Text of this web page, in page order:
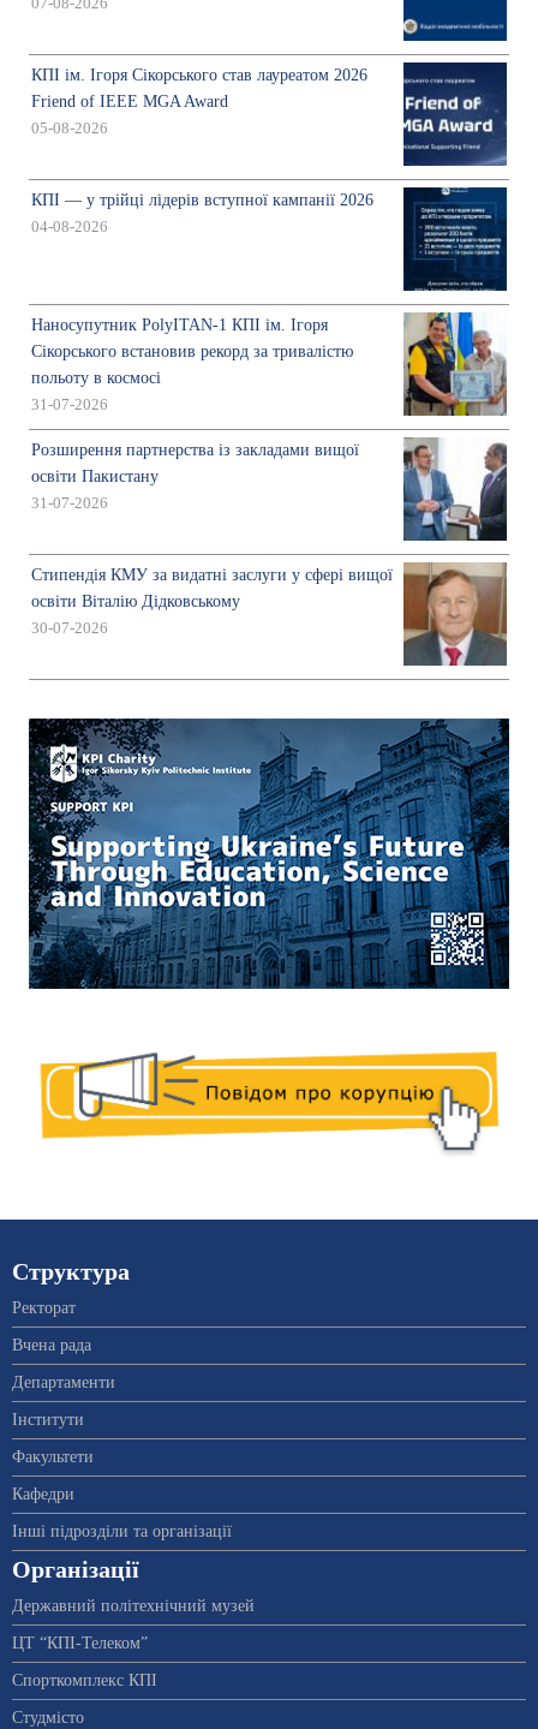
КПІ ім. Ігоря Сікорського став лауреатом 2026
Friend of IEEE MGA Award
05-08-2026
КПІ — у трійці лідерів вступної кампанії 2026
04-08-2026
Наносупутник PolyITAN-1 КПІ ім. Ігоря
Сікорського встановив рекорд за тривалістю
польоту в космосі
31-07-2026
Розширення партнерства із закладами вищої
освіти Пакистану
31-07-2026
Стипендія КМУ за видатні заслуги у сфері вищої
освіти Віталію Дідковському
30-07-2026
Структура
Ректорат
Вчена рада
Департаменти
Інститути
Факультети
Кафедри
Інші підрозділи та організації
Організації
Державний політехнічний музей
ЦТ “КПІ-Телеком”
Спорткомплекс КПІ
Студмісто